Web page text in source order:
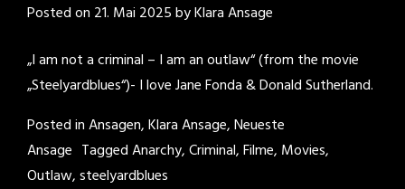
Posted on 21. Mai 2025byKlara Ansage
„I am not a criminal – I am an outlaw“ (from the movie
„Steelyardblues“)- I love Jane Fonda & Donald Sutherland.
Posted inAnsagen,Klara Ansage,Neueste
Ansage TaggedAnarchy,Criminal,Filme, Movies,
Outlaw,steelyardblues